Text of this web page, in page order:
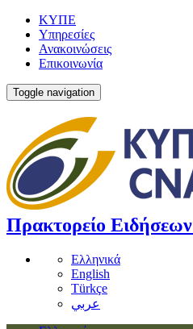
ΚΥΠΕ
Υπηρεσίες
Ανακοινώσεις
Επικοινωνία
Toggle navigation
Πρακτορείο Ειδήσεων
Ελληνικά
English
Türkçe
عربي